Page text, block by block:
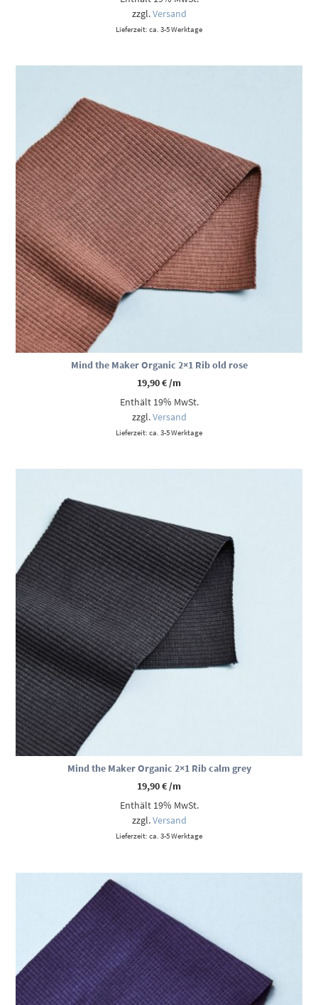
zzgl.Versand
Lieferzeit: ca. 3-5 Werktage
Mind the Maker Organic 2×1 Rib old rose
19,90€/m
Enthält 19% MwSt.
zzgl.Versand
Lieferzeit: ca. 3-5 Werktage
Mind the Maker Organic 2×1 Rib calm grey
19,90€/m
Enthält 19% MwSt.
zzgl.Versand
Lieferzeit: ca. 3-5 Werktage